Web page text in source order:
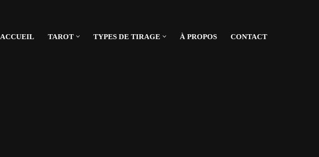
ACCUEIL TAROT TYPES DE TIRAGE À PROPOS CONTACT